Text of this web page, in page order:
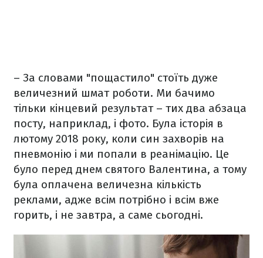
– За словами "пощастило" стоїть дуже
величезний шмат роботи. Ми бачимо
тільки кінцевий результат – тих два абзаца
посту, наприклад, і фото. Була історія в
лютому 2018 року, коли син захворів на
пневмонію і ми попали в реанімацію. Це
було перед днем святого Валентина, а тому
була оплачена величезна кількість
реклами, адже всім потрібно і всім вже
горить, і не завтра, а саме сьогодні.